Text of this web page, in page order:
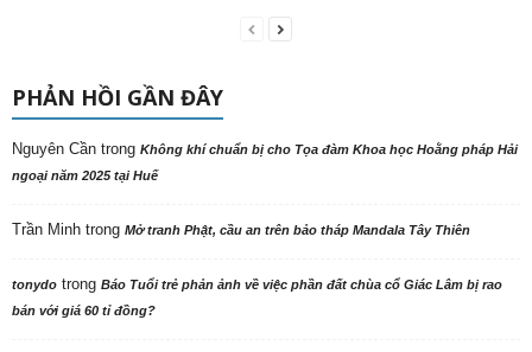
PHẢN HỒI GẦN ĐÂY
Nguyên Cần trong Không khí chuẩn bị cho Tọa đàm Khoa học Hoằng pháp Hải
ngoại năm 2025 tại Huế
Trần Minh trong Mở tranh Phật, cầu an trên bảo tháp Mandala Tây Thiên
tonydo trong Báo Tuổi trẻ phản ảnh về việc phần đất chùa cổ Giác Lâm bị rao
bán với giá 60 tỉ đồng?